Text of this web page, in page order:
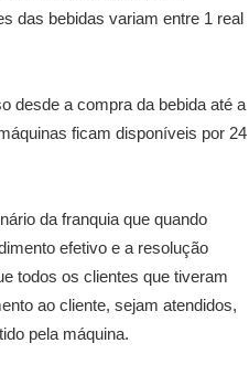
das bebidas variam entre 1 real
desde a compra da bebida até a
ficam disponíveis por 24
da franquia que quando
efetivo e a resolução
todos os clientes que tiveram
ao cliente, sejam atendidos,
pela máquina.